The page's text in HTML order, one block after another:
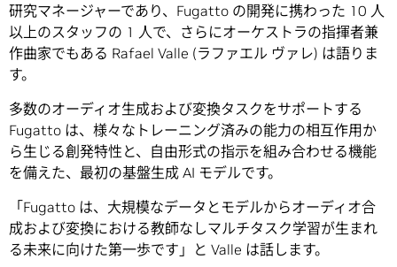
研究マネージャーであり、Fugatto の開発に携わった 10 人
以上のスタッフの 1 人で、さらにオーケストラの指揮者兼
作曲家でもある Rafael Valle (ラファエル ヴァレ) は語りま
す。
多数のオーディオ生成および変換タスクをサポートする
Fugatto は、様々なトレーニング済みの能力の相互作用か
ら生じる創発特性と、自由形式の指示を組み合わせる機能
を備えた、最初の基盤生成 AI モデルです。
「Fugatto は、大規模なデータとモデルからオーディオ合
成および変換における教師なしマルチタスク学習が生まれ
る未来に向けた第一歩です」と Valle は話します。